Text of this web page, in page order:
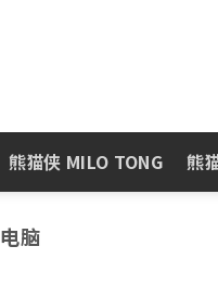
熊猫侠 MILO TONG 熊
电脑